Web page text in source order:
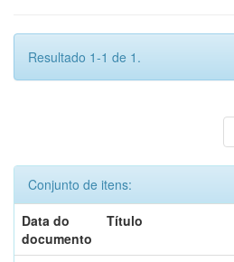
Resultado 1-1 de 1.
Conjunto de itens:
Data do
documento
Título